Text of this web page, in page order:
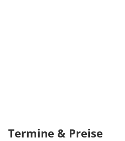
Termine & Preise